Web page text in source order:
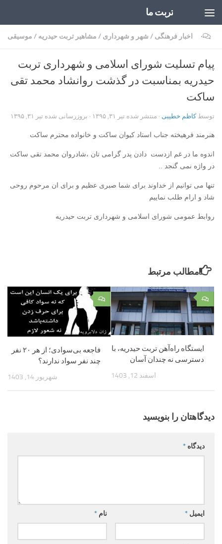
تربت ما
اخبار فرهنگی / شهر و شهرداری / مشاهیر تربت حیدریه / موسیقی ۰
پیام تسلیت شورای اسلامی و شهرداری تربت
حیدریه بمناسبت در گذشت روانشاد محمد تقی
ساکت
توسطکاظم خطیبی · منتشر شده تیر ۳۱, ۱۳۹۵ · بروزرسانی شده تیر ۳۱, ۱۳۹۵
هنرمند فرهیخته جناب استاد کیوان ساکت و خانواده محترم ساکت
اندوه ما در غم ازدست دادن پدر گرامی تان ،شادروان محمد تقی ساکت
در واژه نمی گنجد ..
تنها می توانیم از خداوند برای شما صبری عظیم و برای ان مرحوم روحی
شاد و ارام طلب نماییم
روابط عمومی شورای اسلامی و شهرداری تربت حیدریه
مطالب مرتبط
۰
فاجعه بی‌‏سوادی؛ از هر ۲۰ نفر
چند نفر سواد ندارند؟
شهریور 14, 1403
۰
ایستگاه راه‌آهن تربت‌ حیدریه، با
دسترسی نه چندان آسان
اسفند 12, 1403
دیدگاهتان را بنویسید
دیدگاه *
نام * ایمیل *